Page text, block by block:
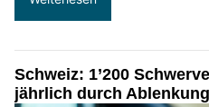
Schweiz: 1’200
jährlich durch